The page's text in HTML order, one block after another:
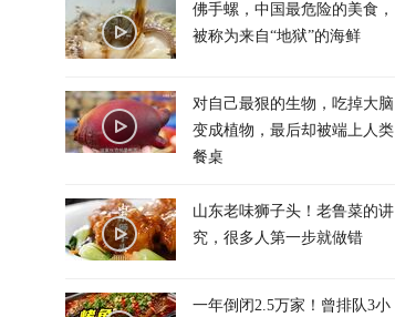
佛手螺，中国最危险的美食，
被称为来自“地狱”的海鲜
对自己最狠的生物，吃掉大脑
变成植物，最后却被端上人类
餐桌
山东老味狮子头！老鲁菜的讲
究，很多人第一步就做错
一年倒闭2.5万家！曾排队3小